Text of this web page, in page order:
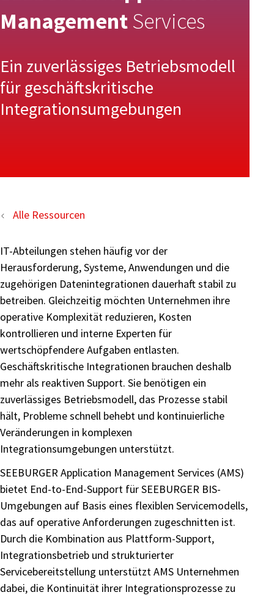
Management Services
Ein zuverlässiges Betriebsmodell
für geschäftskritische
Integrationsumgebungen
Alle Ressourcen
IT-Abteilungen stehen häufig vor der
Herausforderung, Systeme, Anwendungen und die
zugehörigen Datenintegrationen dauerhaft stabil zu
betreiben. Gleichzeitig möchten Unternehmen ihre
operative Komplexität reduzieren, Kosten
kontrollieren und interne Experten für
wertschöpfendere Aufgaben entlasten.
Geschäftskritische Integrationen brauchen deshalb
mehr als reaktiven Support. Sie benötigen ein
zuverlässiges Betriebsmodell, das Prozesse stabil
hält, Probleme schnell behebt und kontinuierliche
Veränderungen in komplexen
Integrationsumgebungen unterstützt.
SEEBURGER Application Management Services (AMS)
bietet End-to-End-Support für SEEBURGER BIS-
Umgebungen auf Basis eines flexiblen Servicemodells,
das auf operative Anforderungen zugeschnitten ist.
Durch die Kombination aus Plattform-Support,
Integrationsbetrieb und strukturierter
Servicebereitstellung unterstützt AMS Unternehmen
dabei, die Kontinuität ihrer Integrationsprozesse zu